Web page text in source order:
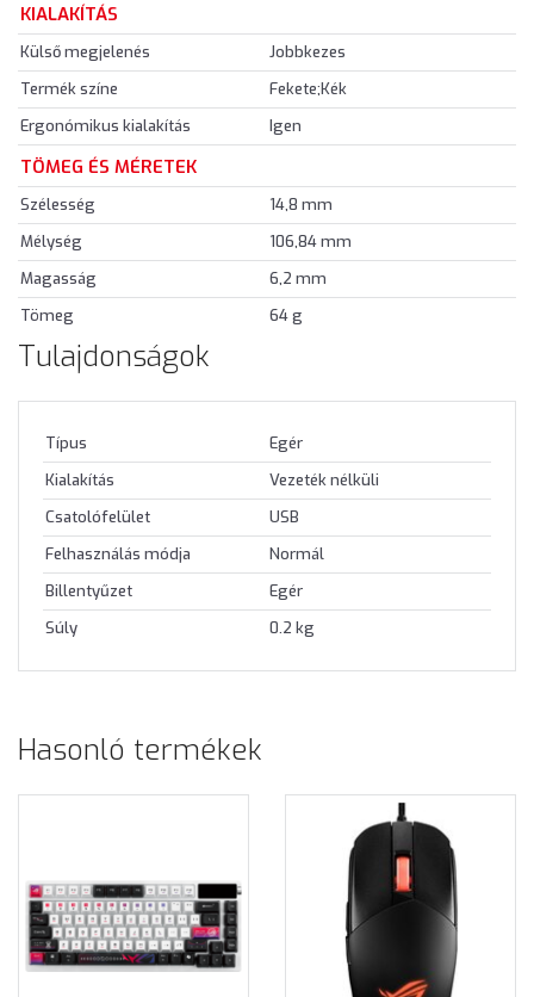
KIALAKÍTÁS
Külső megjelenés
Jobbkezes
Termék színe
Fekete;Kék
Ergonómikus kialakítás
Igen
TÖMEG ÉS MÉRETEK
Szélesség
14,8 mm
Mélység
106,84 mm
Magasság
6,2 mm
Tömeg
64 g
Tulajdonságok
Típus
Egér
Kialakítás
Vezeték nélküli
Csatolófelület
USB
Felhasználás módja
Normál
Billentyűzet
Egér
Súly
0.2 kg
Hasonló termékek